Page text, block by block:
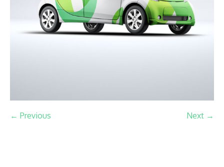
← Previous Next →